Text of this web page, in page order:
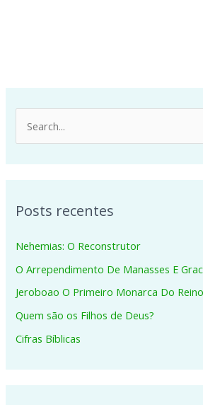
e
u
s
a
r
p
o
Posts recentes
Nehemias: O Reconstrutor
O Arrependimento De Manasses E
Jeroboao O Primeiro Monarca Do
Quem são os Filhos de Deus?
Cifras Bíblicas